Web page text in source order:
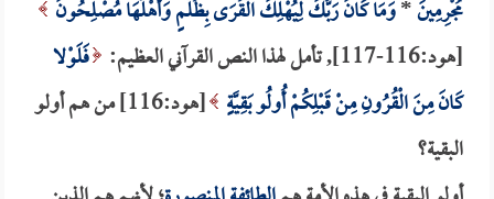
مُجْرِمِينَ*وَمَا كَانَ رَبُّكَ لِيُهْلِكَ الْقُرَى بِظُلْمٍ وَأَهْلُهَا مُصْلِحُونَ
[هود:116-117], تأمل لهذا النص القرآني العظيم:
فَلَوْلا
كَانَ مِنَ الْقُرُونِ مِنْ قَبْلِكُمْ أُولُو بَقِيَّةٍ
[هود:116] من هم أولو
البقية؟